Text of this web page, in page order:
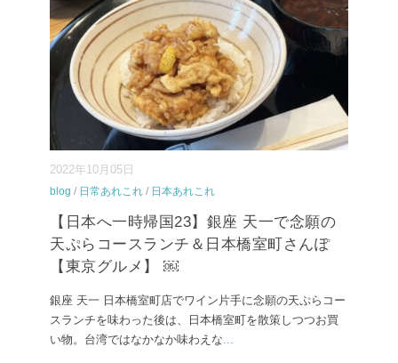
2022年10月05日
blog / 日常あれこれ / 日本あれこれ
【日本へ一時帰国23】銀座 天一で念願の
天ぷらコースランチ＆日本橋室町さんぽ
【東京グルメ】 ￼
銀座 天一 日本橋室町店でワイン片手に念願の天ぷらコー
スランチを味わった後は、日本橋室町を散策しつつお買
い物。台湾ではなかなか味わえな...